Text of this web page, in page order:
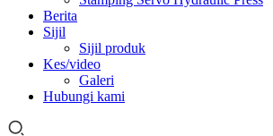
Berita
Sijil
Sijil produk
Kes/video
Galeri
Hubungi kami